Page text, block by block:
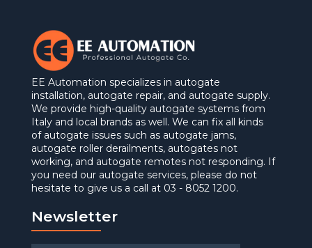
EE Automation specializes in autogate
installation, autogate repair, and autogate supply.
We provide high-quality autogate systems from
Italy and local brands as well. We can fix all kinds
of autogate issues such as autogate jams,
autogate roller derailments, autogates not
working, and autogate remotes not responding. If
you need our autogate services, please do not
hesitate to give us a call at 03 - 8052 1200.
Newsletter